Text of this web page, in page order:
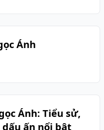
Ánh
Ánh: Tiểu sử,
ấn nổi bật